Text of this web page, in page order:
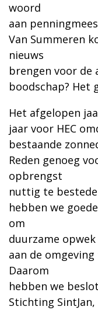
woord
aan
Van Summeren
nieuws
brengen voor de
boodschap? Het
Het afgelopen
jaar voor HEC
bestaande
Reden genoeg
opbrengst
nuttig te
hebben we
om
duurzame
aan de
Daarom
hebben we
Stichting SintJan,